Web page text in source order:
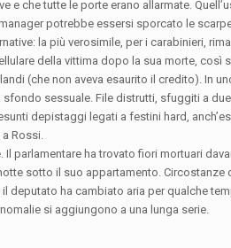
e che tutte le porte erano allarmate.
potrebbe essersi sporcato le
la più verosimile, per i carabinieri,
della vittima dopo la sua morte, così
(che non aveva esaurito il credito). In
sessuale. File distrutti, sfuggiti a
depistaggi legati a festini hard,
Rossi.
parlamentare ha trovato fiori mortuari
sotto il suo appartamento. Circostanze
deputato ha cambiato aria per qualche
si aggiungono a una lunga serie.